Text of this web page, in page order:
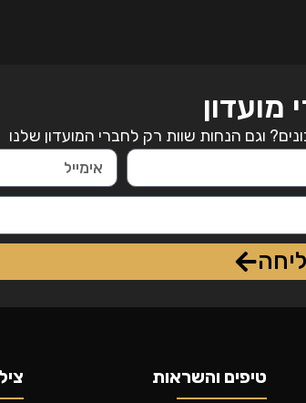
מועדון
וגם הנחות שוות רק לחברי המועדון שלנו
טיפים והשראות